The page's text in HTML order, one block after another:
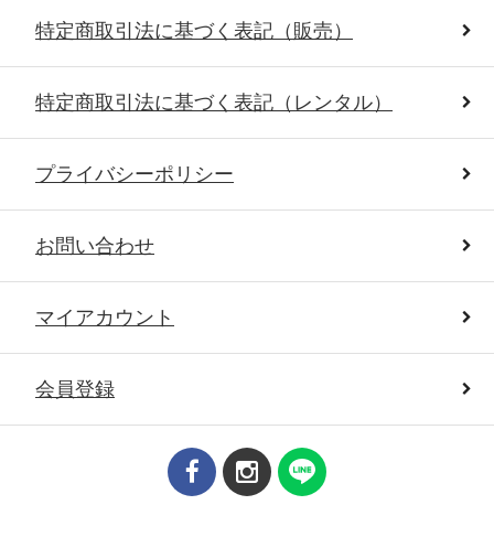
特定商取引法に基づく表記（販売）
特定商取引法に基づく表記（レンタル）
プライバシーポリシー
お問い合わせ
マイアカウント
会員登録